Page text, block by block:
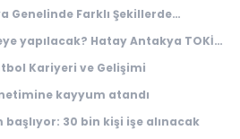
Genelinde Farklı Şekillerde
yapılacak? Hatay Antakya TOKİ
Kariyeri ve Gelişimi
kayyum atandı
30 bin kişi işe alınacak